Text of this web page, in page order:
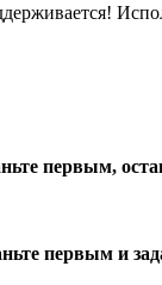
первым,
первым и